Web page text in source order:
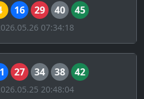
16 29 40 45
07:34:18
27 34 38 42
20:48:04